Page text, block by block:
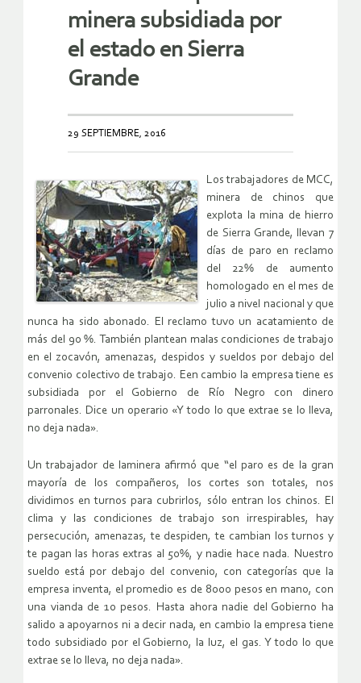
minera subsidiada por
el estado en Sierra
Grande
29 SEPTIEMBRE, 2016
Los trabajadores de MCC,
minera de chinos que
explota la mina de hierro
de Sierra Grande, llevan 7
días de paro en reclamo
del 22% de aumento
homologado en el mes de
julio a nivel nacional y que
nunca ha sido abonado. El reclamo tuvo un acatamiento de
más del 90 %. También plantean malas condiciones de trabajo
en el zocavón, amenazas, despidos y sueldos por debajo del
convenio colectivo de trabajo. Een cambio la empresa tiene es
subsidiada por el Gobierno de Río Negro con dinero
parronales. Dice un operario «Y todo lo que extrae se lo lleva,
no deja nada».
Un trabajador de laminera afirmó que “el paro es de la gran
mayoría de los compañeros, los cortes son totales, nos
dividimos en turnos para cubrirlos, sólo entran los chinos. El
clima y las condiciones de trabajo son irrespirables, hay
persecución, amenazas, te despiden, te cambian los turnos y
te pagan las horas extras al 50%, y nadie hace nada. Nuestro
sueldo está por debajo del convenio, con categorías que la
empresa inventa, el promedio es de 8000 pesos en mano, con
una vianda de 10 pesos. Hasta ahora nadie del Gobierno ha
salido a apoyarnos ni a decir nada, en cambio la empresa tiene
todo subsidiado por el Gobierno, la luz, el gas. Y todo lo que
extrae se lo lleva, no deja nada».